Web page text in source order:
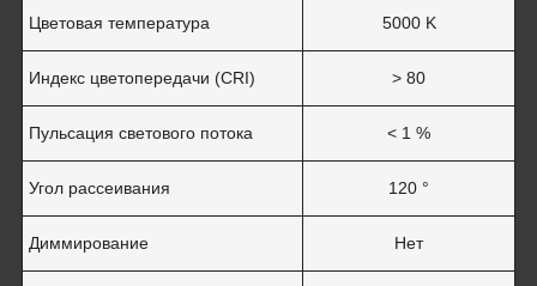
Цветовая температура 5000 K
Индекс цветопередачи (CRI) > 80
Пульсация светового потока < 1 %
Угол рассеивания 120 °
Диммирование Нет